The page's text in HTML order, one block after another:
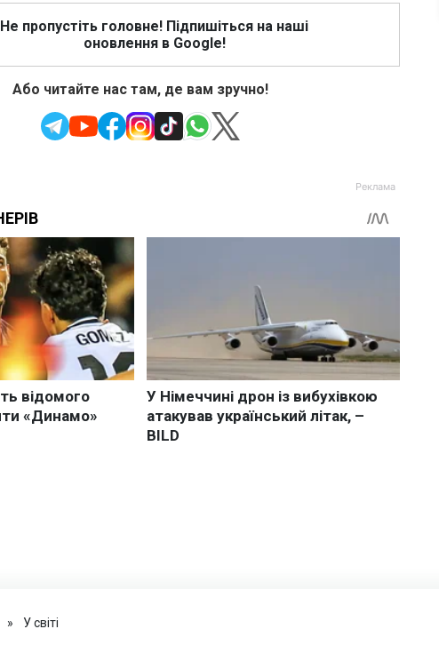
Не пропустіть головне! Підпишіться на наші
оновлення в Google!
Або читайте нас там, де вам зручно!
» У світі